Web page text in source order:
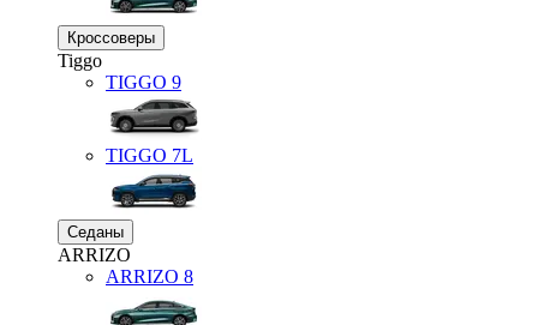
Кроссоверы
Tiggo
TIGGO 9
TIGGO 7L
Седаны
ARRIZO
ARRIZO 8